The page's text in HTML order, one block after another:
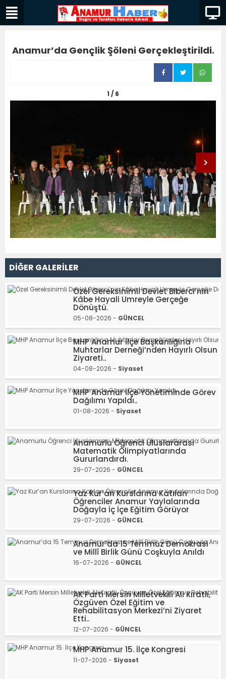
Anamur’da Gençlik Şöleni Gerçekleştirildi.
1 / 6
DİĞER GALERİLER
Özel Gereksinimli Devlet Biberci’nin
Kâbe Hayali Umreyle Gerçeğe
Dönüştü.
05-08-2026 - GÜNCEL
MHP Anamur İlçe Başkanlığına
Muhtarlar Derneği’nden Hayırlı Olsun
Ziyareti..
04-08-2026 - Siyaset
MHP Anamur İlçe Yönetiminde Görev
Dağılımı Yapıldı..
01-08-2026 - Siyaset
Anamurlu Öğrenci Uluslararası
Matematik Olimpiyatlarında
Gururlandırdı.
29-07-2026 - GÜNCEL
Yaz Kur’an Kurslarına Katılan
Öğrenciler Anamur Yaylalarında
Doğayla İç İçe Eğitim Görüyor
29-07-2026 - GÜNCEL
Anamur’da 15 Temmuz Demokrasi
ve Millî Birlik Günü Coşkuyla Anıldı
16-07-2026 - GÜNCEL
AK Parti Mersin Milletvekili Ali Kıratlı,
Özgüven Özel Eğitim ve
Rehabilitasyon Merkezi’ni Ziyaret
Etti..
12-07-2026 - GÜNCEL
MHP Anamur 15. İlçe Kongresi
11-07-2026 - Siyaset